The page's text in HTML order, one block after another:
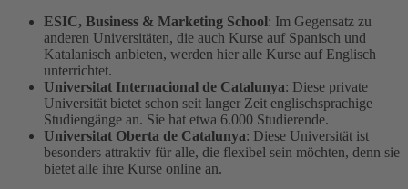
ESIC, Business & Marketing School: Im Gegensatz zu
anderen Universitäten, die auch Kurse auf Spanisch und
Katalanisch anbieten, werden hier alle Kurse auf Englisch
unterrichtet.
Universitat Internacional de Catalunya: Diese private
Universität bietet schon seit langer Zeit englischsprachige
Studiengänge an. Sie hat etwa 6.000 Studierende.
Universitat Oberta de Catalunya: Diese Universität ist
besonders attraktiv für alle, die flexibel sein möchten, denn sie
bietet alle ihre Kurse online an.